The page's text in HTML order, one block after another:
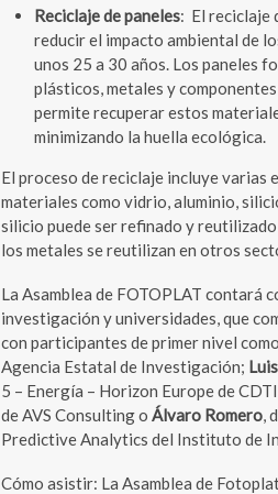
Reciclaje de paneles: El reciclaje
reducir el impacto ambiental de
unos 25 a 30 años. Los paneles
plásticos, metales y
permite recuperar estos
minimizando la huella ecológica.
El proceso de reciclaje incluye varias
materiales como vidrio, aluminio,
silicio puede ser refinado y
los metales se reutilizan en otros
La Asamblea de FOTOPLAT contará
investigación y universidades, que
con participantes de primer nivel como
Agencia Estatal de Investigación;
5 – Energía – Horizon Europe de
de AVS Consulting o Álvaro Romero,
Predictive Analytics del Instituto de
Cómo asistir: La Asamblea de